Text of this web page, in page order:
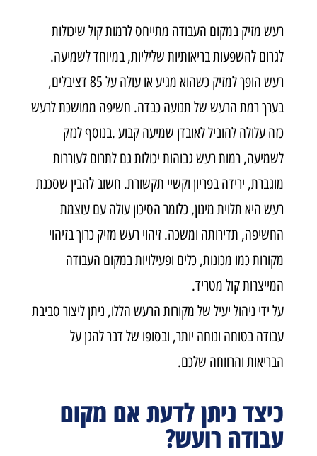
רעש מזיק במקום העבודה מתייחס לרמות קול שיכולות
לגרום להשפעות בריאותיות שליליות, במיוחד לשמיעה.
רעש הופך למזיק כשהוא מגיע או עולה על 85 דציבלים,
בערך רמת הרעש של תנועה כבדה. חשיפה ממושכת לרעש
כזה עלולה להוביל לאובדן שמיעה קבוע .בנוסף לנזק
לשמיעה, רמות רעש גבוהות יכולות גם לתרום לעוררות
מוגברת, ירידה בפריון וקשיי תקשורת. חשוב להבין שסכנת
רעש היא תלוית מינון, כלומר הסיכון עולה עם עוצמת
החשיפה, תדירותה ומשכה. זיהוי רעש מזיק כרוך בזיהוי
מקורות כמו מכונות, כלים ופעילויות במקום העבודה
המייצרות קול מטריד.
על ידי ניהול יעיל של מקורות הרעש הללו, ניתן ליצור סביבת
עבודה בטוחה ונוחה יותר, ובסופו של דבר להגן על
הבריאות והרווחה שלכם.
כיצד ניתן לדעת אם מקום
עבודה רועש?